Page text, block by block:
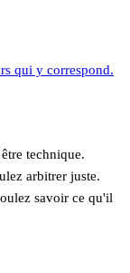
qui y correspond.
technique.
arbitrer juste.
savoir ce qu'il